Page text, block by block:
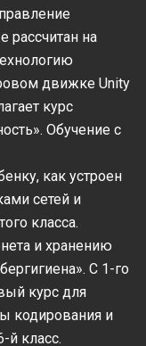
рассчитан на
движке Unity
курс
Обучение с
как устроен
сетей и
класса.
и хранению
С 1-го
курс для
кодирования и
й класс.